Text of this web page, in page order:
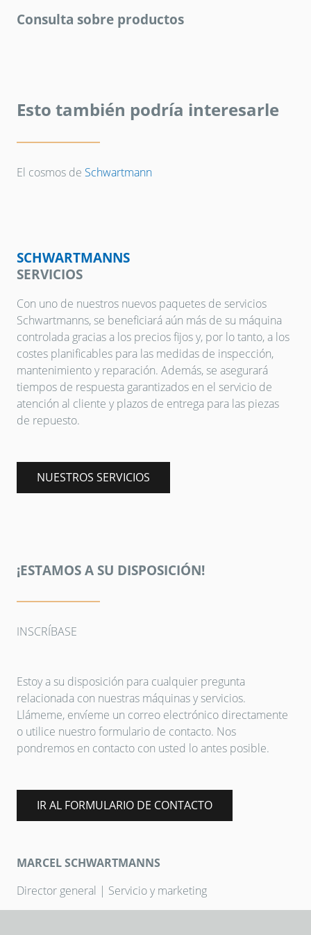
Consulta sobre productos
Esto también podría interesarle
El cosmos de Schwartmann
SCHWARTMANNS
SERVICIOS
Con uno de nuestros nuevos paquetes de servicios
Schwartmanns, se beneficiará aún más de su máquina
controlada gracias a los precios fijos y, por lo tanto, a los
costes planificables para las medidas de inspección,
mantenimiento y reparación. Además, se asegurará
tiempos de respuesta garantizados en el servicio de
atención al cliente y plazos de entrega para las piezas
de repuesto.
NUESTROS SERVICIOS
¡ESTAMOS A SU DISPOSICIÓN!
INSCRÍBASE
Estoy a su disposición para cualquier pregunta
relacionada con nuestras máquinas y servicios.
Llámeme, envíeme un correo electrónico directamente
o utilice nuestro formulario de contacto. Nos
pondremos en contacto con usted lo antes posible.
IR AL FORMULARIO DE CONTACTO
MARCEL SCHWARTMANNS
Director general | Servicio y marketing